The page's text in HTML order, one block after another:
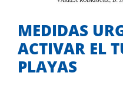
MEDIDAS
ACTIVAR EL
PLAYAS